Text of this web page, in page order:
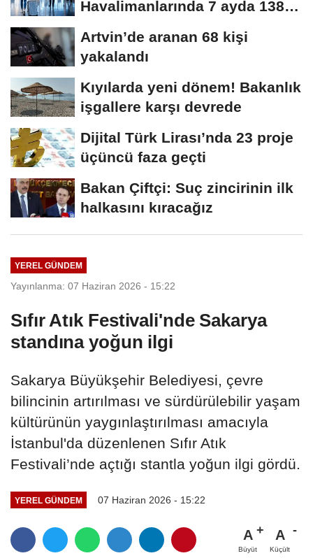
Havalimanlarında 7 ayda 138,7
Artvin’de aranan 68 kişi
yakalandı
Kıyılarda yeni dönem! Bakanlık
işgallere karşı devrede
Dijital Türk Lirası’nda 23 proje
üçüncü faza geçti
Bakan Çiftçi: Suç zincirinin ilk
halkasını kıracağız
YEREL GÜNDEM
Yayınlanma: 07 Haziran 2026 - 15:22
Sıfır Atık Festivali'nde Sakarya
standına yoğun ilgi
Sakarya Büyükşehir Belediyesi, çevre
bilincinin artırılması ve sürdürülebilir yaşam
kültürünün yaygınlaştırılması amacıyla
İstanbul'da düzenlenen Sıfır Atık
Festivali’nde açtığı stantla yoğun ilgi gördü.
YEREL GÜNDEM 07 Haziran 2026 - 15:22
A
Büyüt
A
Küçült